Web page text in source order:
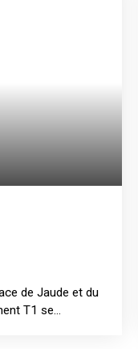
de Jaude et du
T1 se